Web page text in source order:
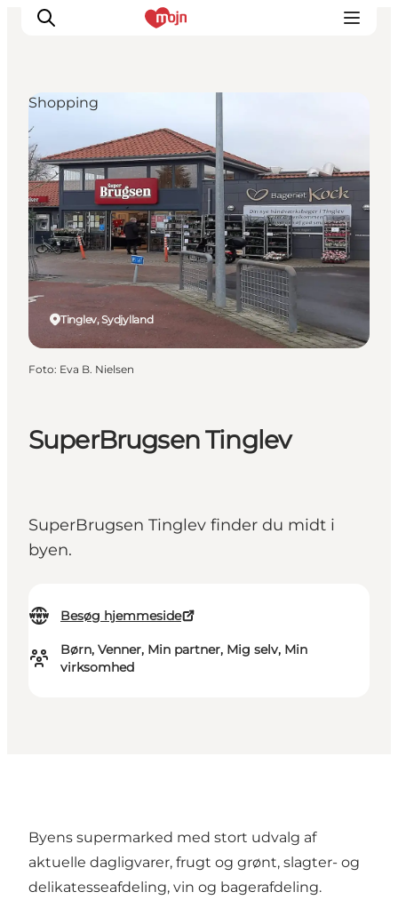
Oplevelser
Byer & Steder
Det sker
Overnatning
Planlæg din ferie
Booking
SuperBrugsen Tinglev
SuperBrugsen Tinglev finder du midt i
byen.
Besøg hjemmeside
Børn, Venner, Min partner, Mig selv, Min
virksomhed
Tinglev, Sydjylland
Shopping
Foto: Eva B. Nielsen
Byens supermarked med stort udvalg af
aktuelle dagligvarer, frugt og grønt, slagter- og
delikatesseafdeling, vin og bagerafdeling.